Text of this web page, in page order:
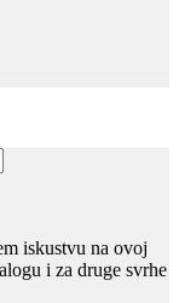
iskustvu na ovoj
i za druge svrhe